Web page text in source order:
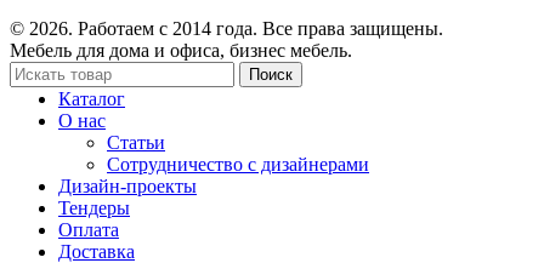
© 2026. Работаем с 2014 года. Все права защищены.
Мебель для дома и офиса, бизнес мебель.
Поиск
Каталог
О нас
Статьи
Сотрудничество с дизайнерами
Дизайн-проекты
Тендеры
Оплата
Доставка